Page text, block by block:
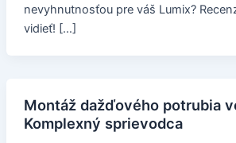
nevyhnutnosťou pre váš Lumix?
vidieť! […]
Montáž dažďového potrubia
Komplexný sprievodca